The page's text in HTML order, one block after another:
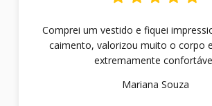
Comprei um vestido e fiquei
caimento, valorizou muito o corpo
extremamente
Mariana Souza